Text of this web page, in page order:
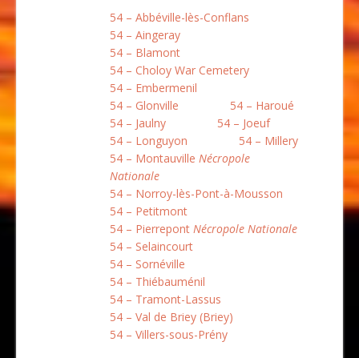
54 – Abbéville-lès-Conflans
54 – Aingeray
54 – Blamont
54 – Choloy War Cemetery
54 – Embermenil
54 – Glonville
54 – Haroué
54 – Jaulny
54 – Joeuf
54 – Longuyon
54 – Millery
54 – Montauville Nécropole
Nationale
54 – Norroy-lès-Pont-à-Mousson
54 – Petitmont
54 – Pierrepont Nécropole Nationale
54 – Selaincourt
54 – Sornéville
54 – Thiébauménil
54 – Tramont-Lassus
54 – Val de Briey (Briey)
54 – Villers-sous-Prény